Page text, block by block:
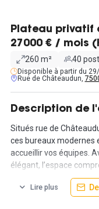
Plateau privatif
27000 € / mois
260 m² 40
Disponible à partir du
Rue de Châteaudun,
Description de
Situés rue de
ces bureaux modernes
accueillir vos équipes.
élégant, l’espace
- 4 salles de réunion : 2
personnes, 1 salle pour
Lire plus